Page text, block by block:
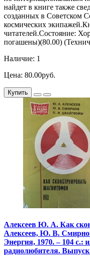
найдет в книге также
созданных в Советском
космических
читателей.Состояние:
погашены)(80.00)
Наличие: 1
Цена: 80.00руб.
Купить
Алексеев Ю. А. Как
Алексеев, Ю. В.
Энергия, 1970. – 104 с.:
радиолюбителя. Выпуск